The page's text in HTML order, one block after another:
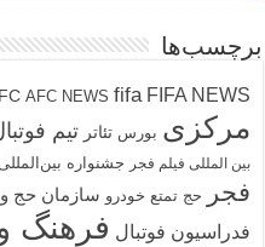
برچسب‌ها
AFC NEWS fifa FIFA NEWS
مرکزی بورس تئاتر تیم
بین المللی فیلم فجر جشنواره
فجر
حج تمتع خودرو سازمان حج
فدراسیون فوتبال فرهنگ